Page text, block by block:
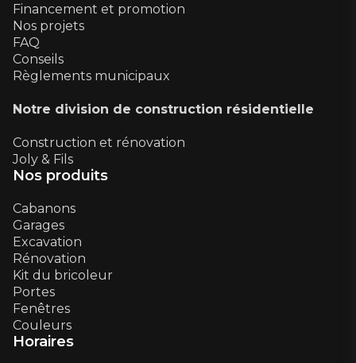
Financement et promotion
Nos projets
FAQ
Conseils
Règlements municipaux
Notre division de construction résidentielle
Construction et rénovation
Joly & Fils
Nos produits
Cabanons
Garages
Excavation
Rénovation
Kit du bricoleur
Portes
Fenêtres
Couleurs
Horaires